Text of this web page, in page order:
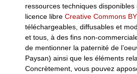
ressources techniques disponibles
licence libre Creative Commons
téléchargeables, diffusables et
et tous, à des fins non-
de mentionner la paternité de
Paysan) ainsi que les éléments
Concrètement, vous pouvez